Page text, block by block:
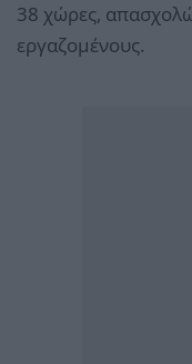
38 χώρες,
εργαζομένους.